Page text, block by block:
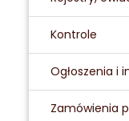
Kontrole
Ogłoszenia i
Zamówienia